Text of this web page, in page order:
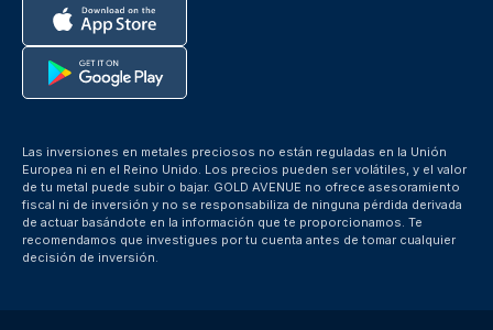
Las inversiones en metales preciosos no están reguladas en la Unión
Europea ni en el Reino Unido. Los precios pueden ser volátiles, y el valor
de tu metal puede subir o bajar. GOLD AVENUE no ofrece asesoramiento
fiscal ni de inversión y no se responsabiliza de ninguna pérdida derivada
de actuar basándote en la información que te proporcionamos. Te
recomendamos que investigues por tu cuenta antes de tomar cualquier
decisión de inversión.